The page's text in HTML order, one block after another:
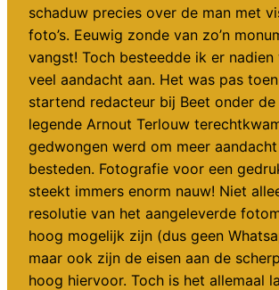
schaduw precies over de man met
foto’s. Eeuwig zonde van zo’n
vangst! Toch besteedde ik er
veel aandacht aan. Het was pas
startend redacteur bij Beet onder
legende Arnout Terlouw
gedwongen werd om meer
besteden. Fotografie voor een
steekt immers enorm nauw! Niet
resolutie van het aangeleverde
hoog mogelijk zijn (dus geen
maar ook zijn de eisen aan de
hoog hiervoor. Toch is het allemaal